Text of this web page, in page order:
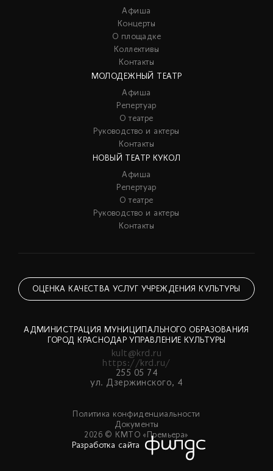
Афиша
Концерты
О площадке
Коллективы
Контакты
МОЛОДЕЖНЫЙ ТЕАТР
Афиша
Репертуар
О театре
Руководство и актеры
Контакты
НОВЫЙ ТЕАТР КУКОЛ
Афиша
Репертуар
О театре
Руководство и актеры
Контакты
ОЦЕНКА КАЧЕСТВА УСЛУГ УЧРЕЖДЕНИЯ КУЛЬТУРЫ
АДМИНИСТРАЦИЯ МУНИЦИПАЛЬНОГО ОБРАЗОВАНИЯ
ГОРОД КРАСНОДАР УПРАВЛЕНИЕ КУЛЬТУРЫ
kult@krd.ru
https://krd.ru/
255 05 74
ул. Дзержинского, 4
Политика конфиденциальности
Документы
2026 © КМТО «Премьера»
Разработка сайта